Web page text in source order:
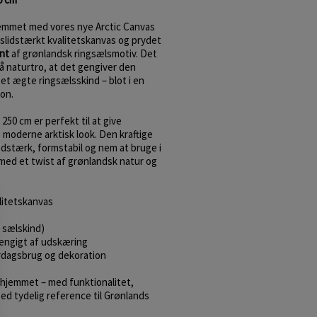
med vores nye Arctic Canvas
kvalitetskanvas og prydet
af grønlandsk ringsælsmotiv. Det
naturtro, at det gengiver den
ægte ringsælsskind – blot i en
cm er perfekt til at give
arktisk look. Den kraftige
formstabil og nem at bruge i
et twist af grønlandsk natur og
af udskæring
og dekoration
– med funktionalitet,
tydelig reference til Grønlands